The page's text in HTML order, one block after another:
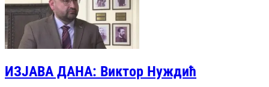
ИЗЈАВА ДАНА: Виктор Нуждић